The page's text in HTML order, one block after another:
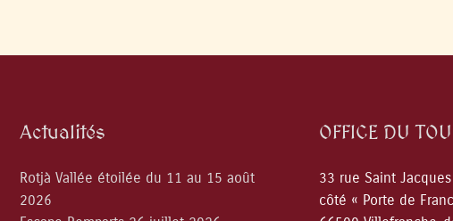
Actualités
Rotjà Vallée étoilée du 11 au 15 août
2026
OFFICE DU
33 rue Saint Jacques
côté « Porte de